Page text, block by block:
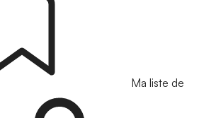
Ma liste de